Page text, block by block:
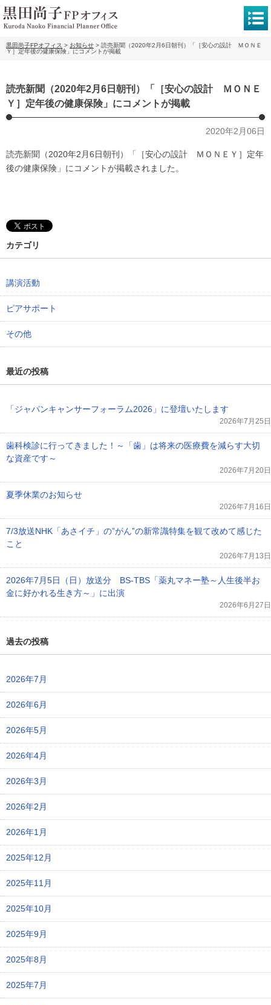
黒田尚子FPオフィス > お知らせ > 読売新聞（2020年2月6日朝刊）「［安心の設計 ＭＯＮＥ
Ｙ］定年後の健康保険」にコメントが掲載
読売新聞（2020年2月6日朝刊）「［安心の設計 ＭＯＮＥ
Ｙ］定年後の健康保険」にコメントが掲載
2020年2月06日
読売新聞（2020年2月6日朝刊）「［安心の設計 ＭＯＮＥＹ］定年
後の健康保険」にコメントが掲載されました。
カテゴリ
講演活動
ピアサポート
その他
最近の投稿
「ジャパンキャンサーフォーラム2026」に登壇いたします
2026年7月25日
歯科検診に行ってきました！～「歯」は将来の医療費を減らす大切
な資産です～
2026年7月20日
夏季休業のお知らせ
2026年7月16日
7/3放送NHK「あさイチ」の”がん”の新常識特集を観て改めて感じた
こと
2026年7月13日
2026年7月5日（日）放送分 BS-TBS「薬丸マネー塾～人生後半お
金に好かれる生き方～」に出演
2026年6月27日
過去の投稿
2026年7月
2026年6月
2026年5月
2026年4月
2026年3月
2026年2月
2026年1月
2025年12月
2025年11月
2025年10月
2025年9月
2025年8月
2025年7月